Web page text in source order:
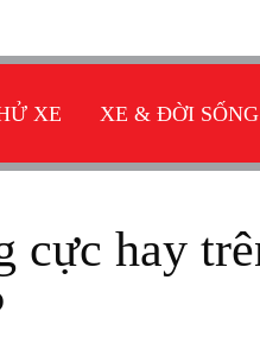
XE XE & ĐỜI SỐNG